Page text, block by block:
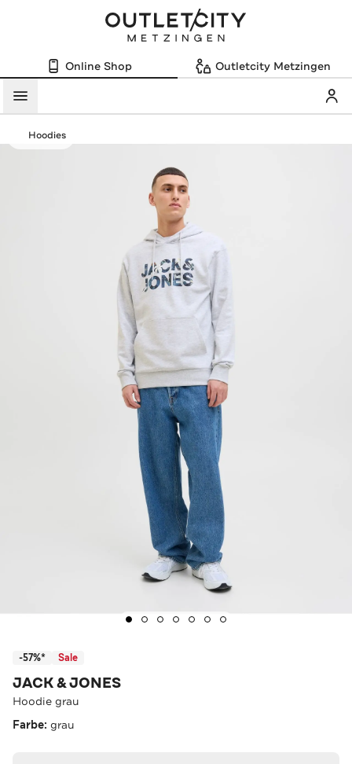
Online Shop Outletcity Metzingen
Menü
Hoodies
-57%* Sale
JACK & JONES
Hoodie grau
Farbe: grau